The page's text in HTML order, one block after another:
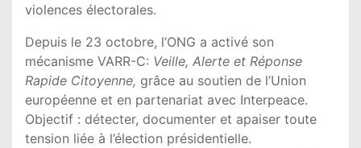
violences électorales.
Depuis le 23 octobre, l’ONG a activé son
mécanisme VARR-C: Veille, Alerte et Réponse
Rapide Citoyenne, grâce au soutien de l’Union
européenne et en partenariat avec Interpeace.
Objectif : détecter, documenter et apaiser toute
tension liée à l’élection présidentielle.